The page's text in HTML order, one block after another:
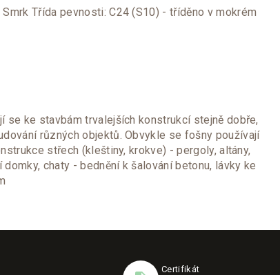
Smrk Třída pevnosti: C24 (S10) - tříděno v mokrém
se ke stavbám trvalejších konstrukcí stejně dobře,
různých objektů. Obvykle se fošny používají
střech (kleštiny, krokve) - pergoly, altány,
domky, chaty - bednění k šalování betonu, lávky ke
Certifikát